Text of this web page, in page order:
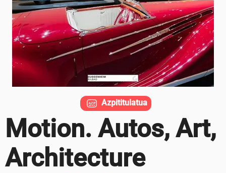
Motion. Autos, Art,
Architecture
Azpititulatua